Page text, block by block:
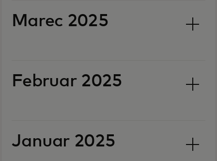
Marec 2025
Februar 2025
Januar 2025